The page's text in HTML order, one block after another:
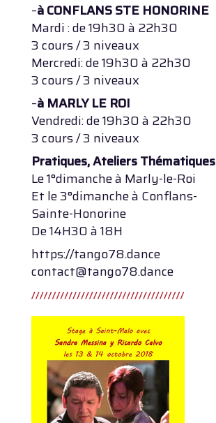
–à CONFLANS STE HONORINE
Mardi : de 19h30 à 22h30
3 cours / 3 niveaux
Mercredi: de 19h30 à 22h30
3 cours / 3 niveaux
–à MARLY LE ROI
Vendredi: de 19h30 à 22h30
3 cours / 3 niveaux
Pratiques, Ateliers Thématiques
Le 1°dimanche à Marly-le-Roi
Et le 3°dimanche à Conflans-
Sainte-Honorine
De 14H30 à 18H
https://tango78.dance
contact@tango78.dance